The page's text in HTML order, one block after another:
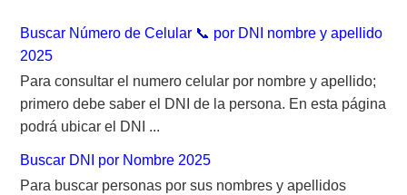
Buscar Número de Celular 📞 por DNI nombre y apellido
2025
Para consultar el numero celular por nombre y apellido;
primero debe saber el DNI de la persona. En esta página
podrá ubicar el DNI ...
Buscar DNI por Nombre 2025
Para buscar personas por sus nombres y apellidos